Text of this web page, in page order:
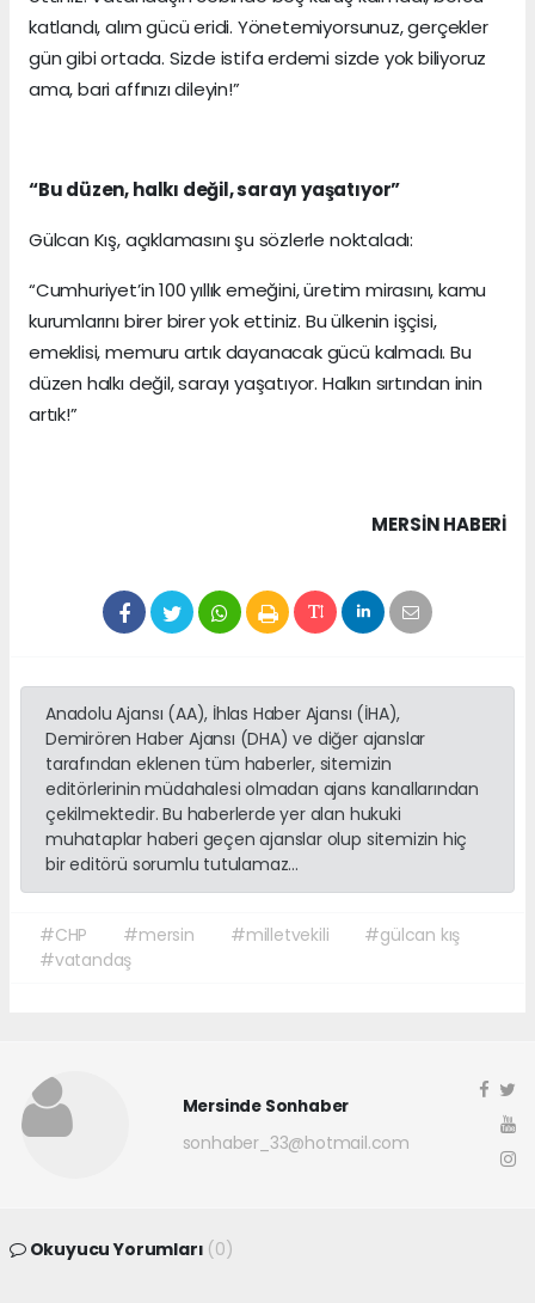
katlandı, alım gücü eridi. Yönetemiyorsunuz, gerçekler
gün gibi ortada. Sizde istifa erdemi sizde yok biliyoruz
ama, bari affınızı dileyin!”
“Bu düzen, halkı değil, sarayı yaşatıyor”
Gülcan Kış, açıklamasını şu sözlerle noktaladı:
“Cumhuriyet’in 100 yıllık emeğini, üretim mirasını, kamu
kurumlarını birer birer yok ettiniz. Bu ülkenin işçisi,
emeklisi, memuru artık dayanacak gücü kalmadı. Bu
düzen halkı değil, sarayı yaşatıyor. Halkın sırtından inin
artık!”
MERSIN HABERİ
Anadolu Ajansı (AA), İhlas Haber Ajansı (İHA),
Demirören Haber Ajansı (DHA) ve diğer ajanslar
tarafından eklenen tüm haberler, sitemizin
editörlerinin müdahalesi olmadan ajans kanallarından
çekilmektedir. Bu haberlerde yer alan hukuki
muhataplar haberi geçen ajanslar olup sitemizin hiç
bir editörü sorumlu tutulamaz...
#CHP #mersin #milletvekili
#gülcan kış
#vatandaş
Mersinde Sonhaber
sonhaber_33@hotmail.com
Okuyucu Yorumları (0)